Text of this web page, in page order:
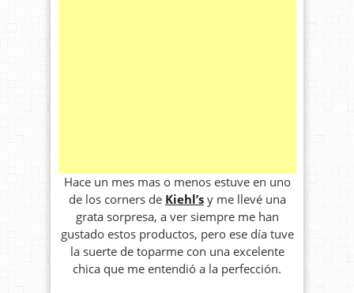
Hace un mes mas o menos estuve en uno
de los corners de Kiehl’sy me llevé una
grata sorpresa, a ver siempre me han
gustado estos productos, pero ese día tuve
la suerte de toparme con una excelente
chica que me entendió a la perfección.